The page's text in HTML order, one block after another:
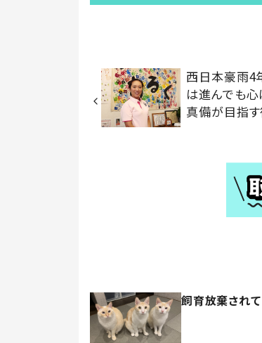
西日本豪雨
は進んでも心
真備が目指
飼育放棄され